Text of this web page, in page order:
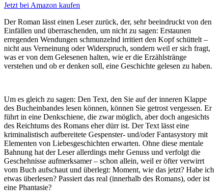
Jetzt bei Amazon kaufen
Der Roman lässt einen Leser zurück, der, sehr beeindruckt von den
Einfällen und überraschenden, um nicht zu sagen: Erstaunen
erregenden Wendungen schmunzelnd irritiert den Kopf schüttelt –
nicht aus Verneinung oder Widerspruch, sondern weil er sich fragt,
was er von dem Gelesenen halten, wie er die Erzählstränge
verstehen und ob er denken soll, eine Geschichte gelesen zu haben.
Um es gleich zu sagen: Den Text, den Sie auf der inneren Klappe
des Bucheinbandes lesen können, können Sie getrost vergessen. Er
führt in eine Denkschiene, die zwar möglich, aber doch angesichts
des Reichtums des Romans eher dürr ist. Der Text lässt eine
kriminalistisch aufbereitete Gespenster- und/oder Fantasystory mit
Elementen von Liebesgeschichten erwarten. Ohne diese mentale
Bahnung hat der Leser allerdings mehr Genuss und verfolgt die
Geschehnisse aufmerksamer – schon allein, weil er öfter verwirrt
vom Buch aufschaut und überlegt: Moment, wie das jetzt? Habe ich
etwas überlesen? Passiert das real (innerhalb des Romans), oder ist
eine Phantasie?